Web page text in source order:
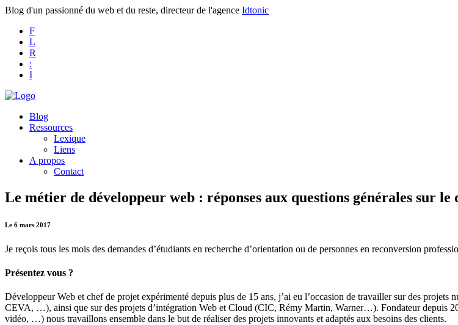
Blog d'un passionné du web et du reste, directeur de l'agence Idtonic
F
L
R
:
I
Blog
Ressources
Lexique
Liens
A propos
Contact
Le métier de développeur web : réponses aux questions générales sur le
Le 6 mars 2017
Je reçois tous les mois des demandes d’étudiants en recherche d’orientation ou de personnes en reconversion
Présentez vous ?
Développeur Web et chef de projet expérimenté depuis plus de 15 ans, j’ai eu l’occasion de travailler sur des
CEVA, …), ainsi que sur des projets d’intégration Web et Cloud (CIC, Rémy Martin, Warner…). Fondateur depuis
vidéo, …) nous travaillons ensemble dans le but de réaliser des projets innovants et adaptés aux besoins des clients.